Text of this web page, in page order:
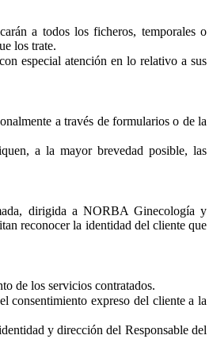
a todos los ficheros, temporales o
los trate.
especial atención en lo relativo a sus
a través de formularios o de la
a la mayor brevedad posible, las
dirigida a NORBA Ginecología y
reconocer la identidad del cliente que
de los servicios contratados.
expreso del cliente a la
y dirección del Responsable del